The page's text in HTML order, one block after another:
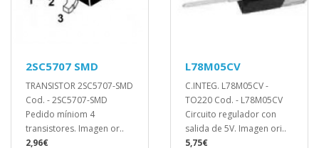
2SC5707 SMD
TRANSISTOR 2SC5707-SMD
Cod. - 2SC5707-SMD
Pedido míniom 4
transistores. Imagen or..
2,96€
L78M05CV
C.INTEG. L78M05CV -
TO220 Cod. - L78M05CV
Circuito regulador con
salida de 5V. Imagen ori..
5,75€